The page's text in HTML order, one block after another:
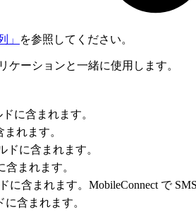
」 を参照してください。
ケーションと一緒に使用します。
に含まれます。
れます。
に含まれます。
まれます。
含まれます。MobileConnect で
含まれます。